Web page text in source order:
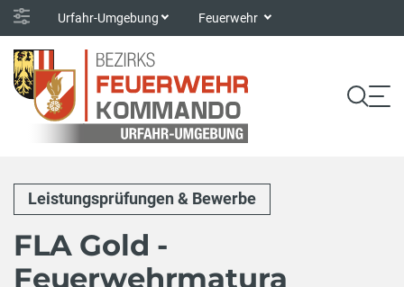
Urfahr-Umgebung Feuerwehr
Leistungsprüfungen & Bewerbe
FLA Gold -
Feuerwehrmatura